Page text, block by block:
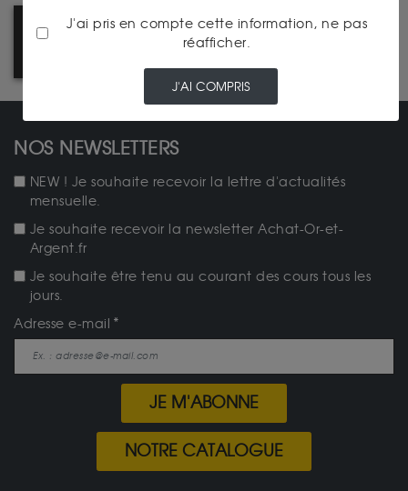
LA PRESSE PARLE DE NOUS !
NOS NEWSLETTERS
NEW ! Je souhaite recevoir la lettre d'actualités
mensuelle.
Je souhaite recevoir la newsletter Achat-Or-et-
Argent.fr
Je souhaite être tenu au courant des cours tous les
jours.
Adresse e-mail
JE M'ABONNE
NOTRE CATALOGUE
J'ai pris en compte cette information, ne pas
réafficher.
J'AI COMPRIS